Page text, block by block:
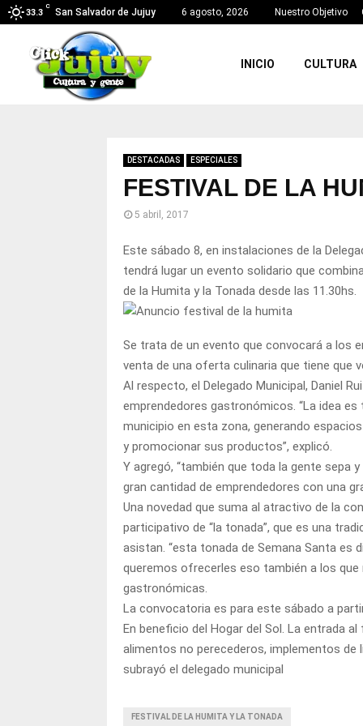
33.3
C
San Salvador de Jujuy 6 agosto, 2026 Nuestro Objetivo
INICIO CULTURA
DESTACADAS ESPECIALES
FESTIVAL DE LA
5 abril, 2017
Este sábado 8, en instalaciones de la
tendrá lugar un evento solidario que
de la Humita y la Tonada desde las 11.30hs.
Se trata de un evento que convocará a los
venta de una oferta culinaria que tiene que
Al respecto, el Delegado Municipal, Daniel
emprendedores gastronómicos. “La idea
municipio en esta zona, generando
y promocionar sus productos”, explicó.
Y agregó, “también que toda la gente sepa
gran cantidad de emprendedores con una
Una novedad que suma al atractivo de la
participativo de “la tonada”, que es una
asistan. “esta tonada de Semana Santa es
queremos ofrecerles eso también a los
gastronómicas.
La convocatoria es para este sábado a
En beneficio del Hogar del Sol. La entrada
alimentos no perecederos, implementos de
subrayó el delegado municipal
FESTIVAL DE LA HUMITA Y LA TONADA